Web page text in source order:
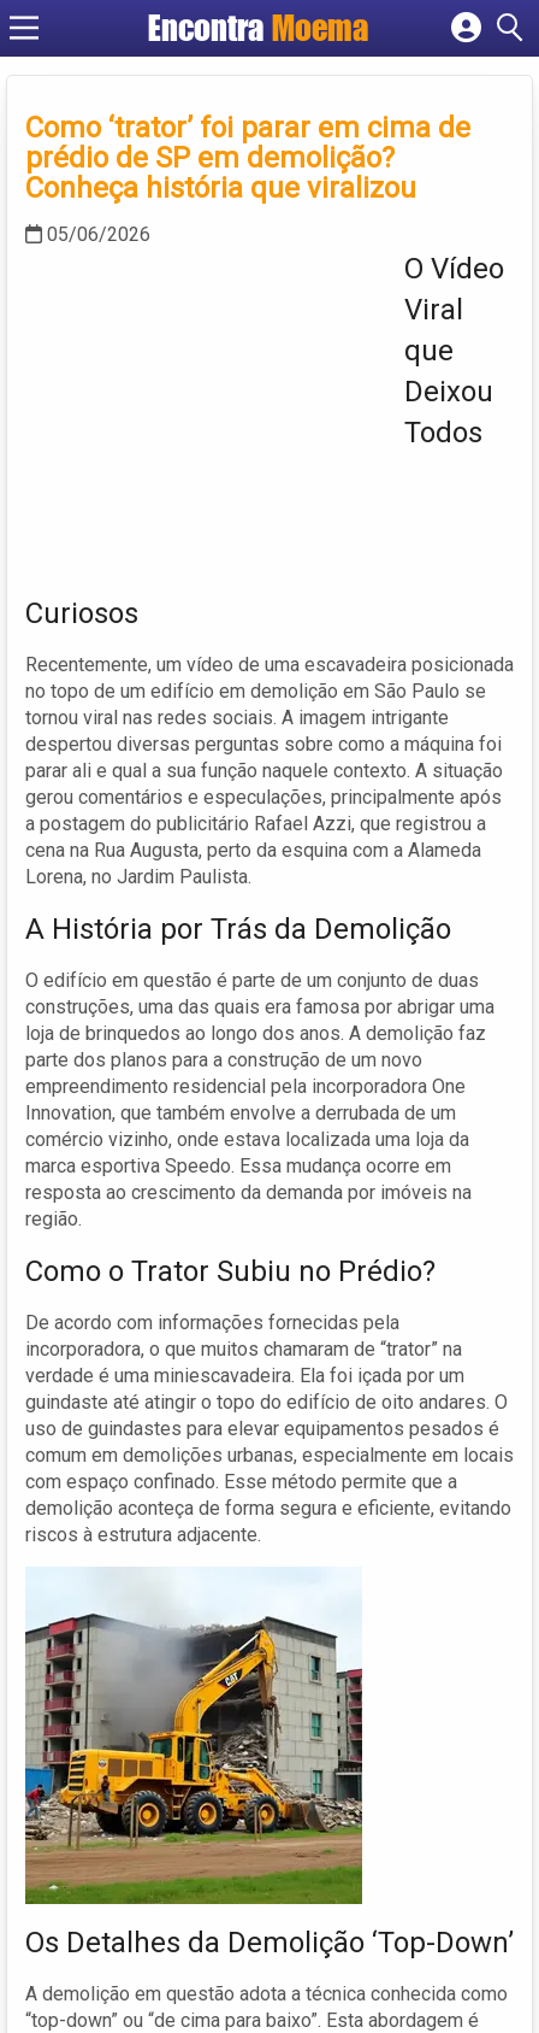
Encontra Moema
Criar conta
Como ‘trator’ foi parar em cima de
prédio de SP em demolição?
Conheça história que viralizou
05/06/2026
O Vídeo
Viral
que
Deixou
Todos
Curiosos
Recentemente, um vídeo de uma escavadeira posicionada
no topo de um edifício em demolição em São Paulo se
tornou viral nas redes sociais. A imagem intrigante
despertou diversas perguntas sobre como a máquina foi
parar ali e qual a sua função naquele contexto. A situação
gerou comentários e especulações, principalmente após
a postagem do publicitário Rafael Azzi, que registrou a
cena na Rua Augusta, perto da esquina com a Alameda
Lorena, no Jardim Paulista.
A História por Trás da Demolição
O edifício em questão é parte de um conjunto de duas
construções, uma das quais era famosa por abrigar uma
loja de brinquedos ao longo dos anos. A demolição faz
parte dos planos para a construção de um novo
empreendimento residencial pela incorporadora One
Innovation, que também envolve a derrubada de um
comércio vizinho, onde estava localizada uma loja da
marca esportiva Speedo. Essa mudança ocorre em
resposta ao crescimento da demanda por imóveis na
região.
Como o Trator Subiu no Prédio?
De acordo com informações fornecidas pela
incorporadora, o que muitos chamaram de “trator” na
verdade é uma miniescavadeira. Ela foi içada por um
guindaste até atingir o topo do edifício de oito andares. O
uso de guindastes para elevar equipamentos pesados é
comum em demolições urbanas, especialmente em locais
com espaço confinado. Esse método permite que a
demolição aconteça de forma segura e eficiente, evitando
riscos à estrutura adjacente.
Os Detalhes da Demolição ‘Top-Down’
A demolição em questão adota a técnica conhecida como
“top-down” ou “de cima para baixo”. Esta abordagem é